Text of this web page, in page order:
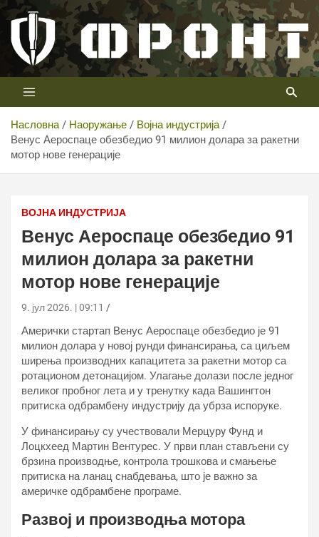
Скип
цонтент
Телевизија ФРОНТ
Први војни канал у Србији
Насловна Наоружање
Војна индустрија
Венус Аероспаце обезбедио 91 милион долара за ракетни
мотор нове генерације
ВОЈНА ИНДУСТРИЈА
Венус Аероспаце обезбедио 91
милион долара за ракетни
мотор нове генерације
9. јул 2026. | 09:11
Амерички стартап Венус Аероспаце обезбедио је 91
милион долара у новој рунди финансирања, са циљем
ширења производних капацитета за ракетни мотор са
ротационом детонацијом. Улагање долази после једног
великог пробног лета и у тренутку када Вашингтон
притиска одбрамбену индустрију да убрза испоруке.
У финансирању су учествовали Мерцурy Фунд и
Лоцкхеед Мартин Вентурес. У први план стављени су
брзина производње, контрола трошкова и смањење
притиска на ланац снабдевања, што је важно за
америчке одбрамбене програме.
Развој и производња мотора